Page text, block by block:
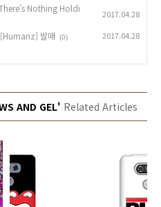
Nothing Holdi
2017.04.28
발매 (0) 2017.04.28
AND GEL' Related Articles